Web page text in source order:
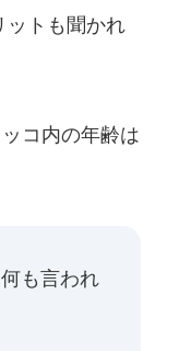
ットも聞かれ
コ内の年齢は
も言われ